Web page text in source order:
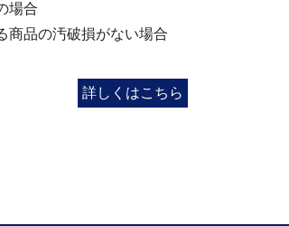
場合
商品の汚破損がない場合
詳しくはこちら